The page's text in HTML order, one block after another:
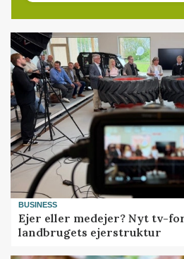
BUSINESS
Ejer eller medejer? Nyt tv-
landbrugets ejerstruktur